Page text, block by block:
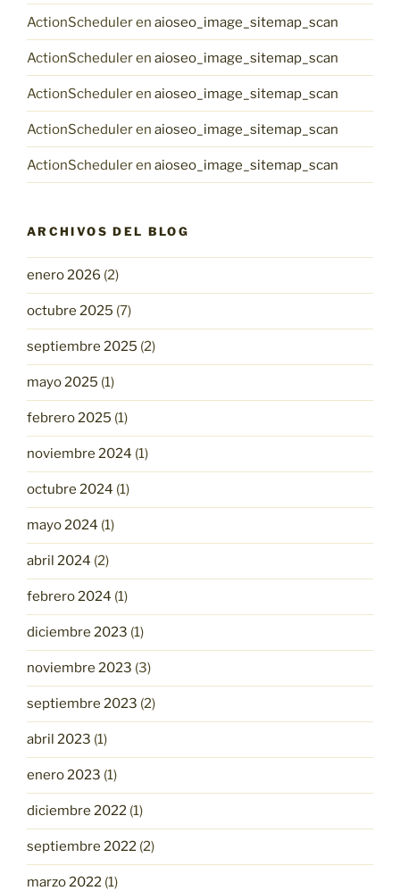
ActionScheduleren aioseo_image_sitemap_scan
ActionScheduleren aioseo_image_sitemap_scan
ActionScheduleren aioseo_image_sitemap_scan
ActionScheduleren aioseo_image_sitemap_scan
ActionScheduleren aioseo_image_sitemap_scan
ARCHIVOS DEL BLOG
enero 2026 (2)
octubre 2025 (7)
septiembre 2025 (2)
mayo 2025 (1)
febrero 2025 (1)
noviembre 2024 (1)
octubre 2024 (1)
mayo 2024 (1)
abril 2024 (2)
febrero 2024 (1)
diciembre 2023 (1)
noviembre 2023 (3)
septiembre 2023 (2)
abril 2023 (1)
enero 2023 (1)
diciembre 2022 (1)
septiembre 2022 (2)
marzo 2022 (1)